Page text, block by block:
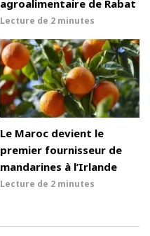
agroalimentaire de Rabat
Lecture de 2 minutes
Le Maroc devient le
premier fournisseur de
mandarines à l’Irlande
Lecture de 2 minutes